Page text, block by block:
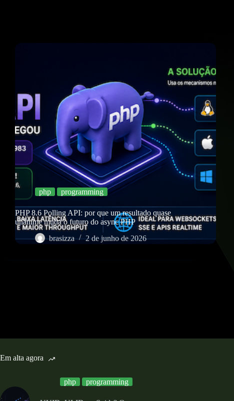
php programming
PHP 8.6 Polling API: por que um resultado quase
unânime muda o futuro do async PHP
brasizza
2 de junho de 2026
Em alta agora
php programming